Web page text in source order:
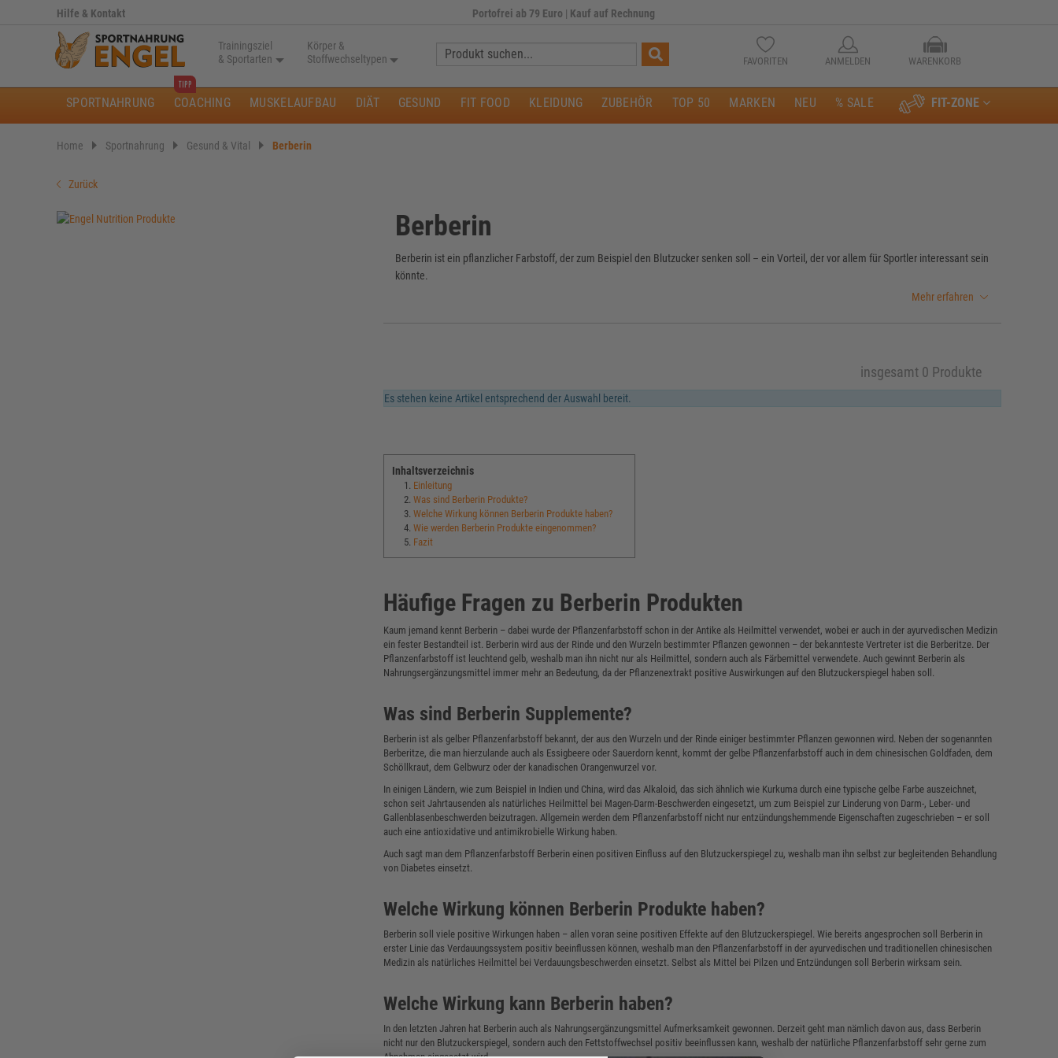
Hilfe & Kontakt Portofrei ab 79 Euro | Kauf auf Rechnung
Trainingsziel
& Sportarten
Körper &
Stoffwechseltypen
Suche:
FAVORITEN ANMELDEN WARENKORB
FIT-ZONE
SPORTNAHRUNG COACHING MUSKELAUFBAU DIÄT GESUND FIT FOOD KLEIDUNG ZUBEHÖR TOP 50 MARKEN NEU % SALE
Home Sportnahrung Gesund & Vital Berberin
Zurück
Berberin
Berberin ist ein pflanzlicher Farbstoff, der zum Beispiel den Blutzucker senken soll – ein Vorteil, der vor allem für Sportler interessant sein
könnte.
Mehr erfahren
insgesamt 0 Produkte
Es stehen keine Artikel entsprechend der Auswahl bereit.
Inhaltsverzeichnis
1. Einleitung
2. Was sind Berberin Produkte?
3. Welche Wirkung können Berberin Produkte haben?
4. Wie werden Berberin Produkte eingenommen?
5. Fazit
Häufige Fragen zu Berberin Produkten
Kaum jemand kennt Berberin – dabei wurde der Pflanzenfarbstoff schon in der Antike als Heilmittel verwendet, wobei er auch in der ayurvedischen Medizin
ein fester Bestandteil ist. Berberin wird aus der Rinde und den Wurzeln bestimmter Pflanzen gewonnen – der bekannteste Vertreter ist die Berberitze. Der
Pflanzenfarbstoff ist leuchtend gelb, weshalb man ihn nicht nur als Heilmittel, sondern auch als Färbemittel verwendete. Auch gewinnt Berberin als
Nahrungsergänzungsmittel immer mehr an Bedeutung, da der Pflanzenextrakt positive Auswirkungen auf den Blutzuckerspiegel haben soll.
Was sind Berberin Supplemente?
Berberin ist als gelber Pflanzenfarbstoff bekannt, der aus den Wurzeln und der Rinde einiger bestimmter Pflanzen gewonnen wird. Neben der sogenannten
Berberitze, die man hierzulande auch als Essigbeere oder Sauerdorn kennt, kommt der gelbe Pflanzenfarbstoff auch in dem chinesischen Goldfaden, dem
Schöllkraut, dem Gelbwurz oder der kanadischen Orangenwurzel vor.
In einigen Ländern, wie zum Beispiel in Indien und China, wird das Alkaloid, das sich ähnlich wie Kurkuma durch eine typische gelbe Farbe auszeichnet,
schon seit Jahrtausenden als natürliches Heilmittel bei Magen-Darm-Beschwerden eingesetzt, um zum Beispiel zur Linderung von Darm-, Leber- und
Gallenblasenbeschwerden beizutragen. Allgemein werden dem Pflanzenfarbstoff nicht nur entzündungshemmende Eigenschaften zugeschrieben – er soll
auch eine antioxidative und antimikrobielle Wirkung haben.
Auch sagt man dem Pflanzenfarbstoff Berberin einen positiven Einfluss auf den Blutzuckerspiegel zu, weshalb man ihn selbst zur begleitenden Behandlung
von Diabetes einsetzt.
Welche Wirkung können Berberin Produkte haben?
Berberin soll viele positive Wirkungen haben – allen voran seine positiven Effekte auf den Blutzuckerspiegel. Wie bereits angesprochen soll Berberin in
erster Linie das Verdauungssystem positiv beeinflussen können, weshalb man den Pflanzenfarbstoff in der ayurvedischen und traditionellen chinesischen
Medizin als natürliches Heilmittel bei Verdauungsbeschwerden einsetzt. Selbst als Mittel bei Pilzen und Entzündungen soll Berberin wirksam sein.
Welche Wirkung kann Berberin haben?
In den letzten Jahren hat Berberin auch als Nahrungsergänzungsmittel Aufmerksamkeit gewonnen. Derzeit geht man nämlich davon aus, dass Berberin
nicht nur den Blutzuckerspiegel, sondern auch den Fettstoffwechsel positiv beeinflussen kann, weshalb der natürliche Pflanzenfarbstoff sehr gerne zum